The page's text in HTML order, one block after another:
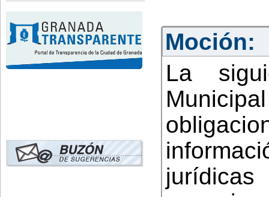
Moción:
La